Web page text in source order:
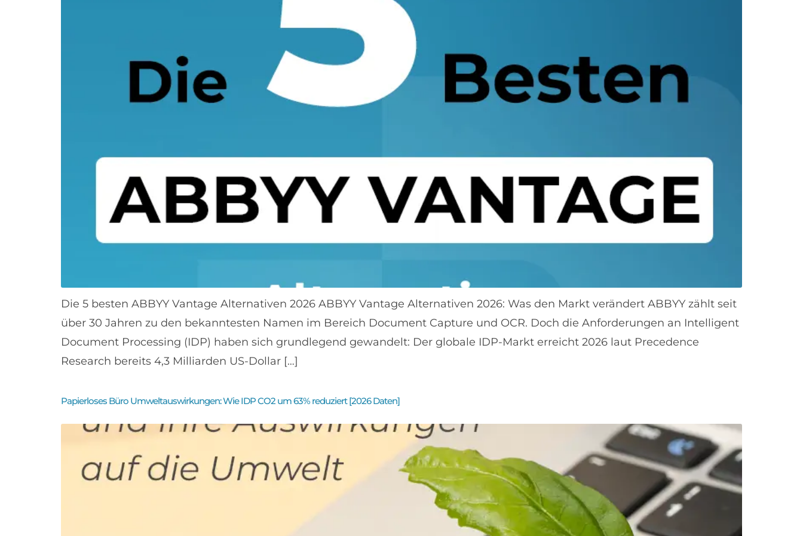
Die 5 besten ABBYY Vantage Alternativen 2026 ABBYY Vantage Alternativen 2026: Was den Markt verändert ABBYY zählt seit
über 30 Jahren zu den bekanntesten Namen im Bereich Document Capture und OCR. Doch die Anforderungen an Intelligent
Document Processing (IDP) haben sich grundlegend gewandelt: Der globale IDP-Markt erreicht 2026 laut Precedence
Research bereits 4,3 Milliarden US-Dollar […]
Papierloses Büro Umweltauswirkungen: Wie IDP CO2 um 63% reduziert [2026 Daten]